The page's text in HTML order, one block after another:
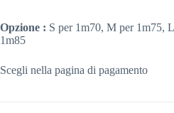
Opzione : S per 1m70, M per 1m75,
1m85
Scegli nella pagina di pagamento